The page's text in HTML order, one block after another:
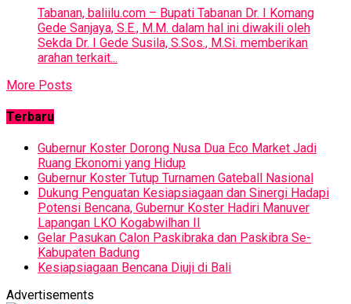
Tabanan, baliilu.com – Bupati Tabanan Dr. I Komang
Gede Sanjaya, S.E., M.M. dalam hal ini diwakili oleh
Sekda Dr. I Gede Susila, S.Sos., M.Si. memberikan
arahan terkait...
More Posts
Terbaru
Gubernur Koster Dorong Nusa Dua Eco Market Jadi
Ruang Ekonomi yang Hidup
Gubernur Koster Tutup Turnamen Gateball Nasional
Dukung Penguatan Kesiapsiagaan dan Sinergi Hadapi
Potensi Bencana, Gubernur Koster Hadiri Manuver
Lapangan LKO Kogabwilhan II
Gelar Pasukan Calon Paskibraka dan Paskibra Se-
Kabupaten Badung
Kesiapsiagaan Bencana Diuji di Bali
Advertisements